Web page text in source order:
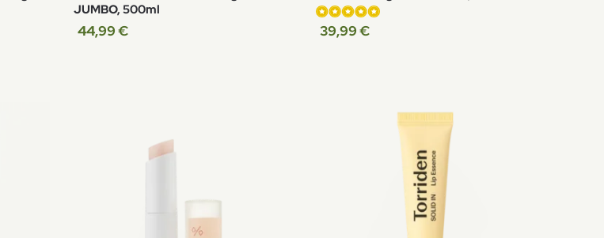
JUMBO, 500ml
44,99€
Įvertinimas:
39,99€